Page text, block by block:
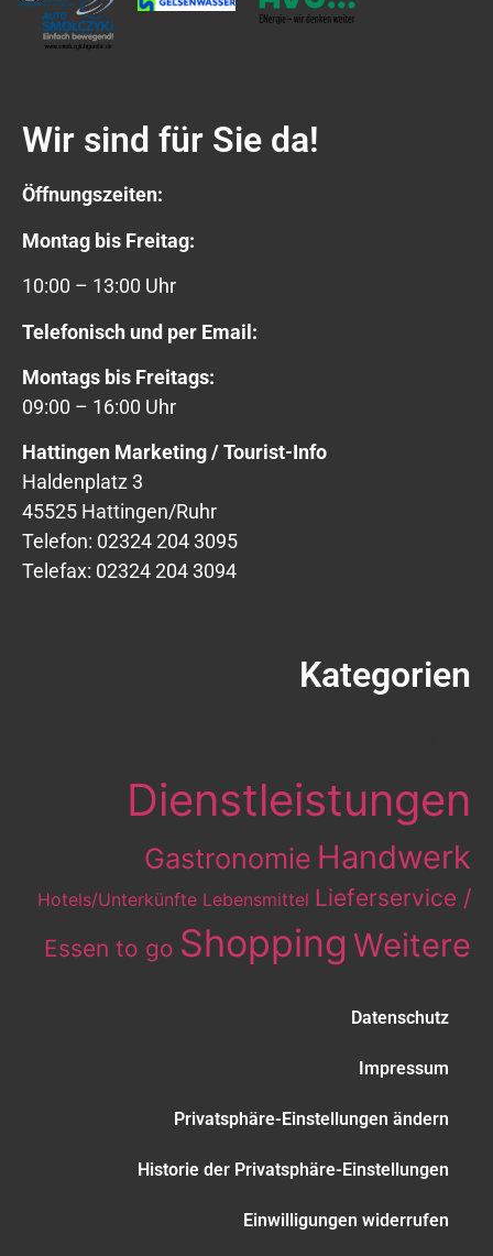
Wir sind für Sie da!
Öffnungszeiten:
Montag bis Freitag:
10:00 – 13:00 Uhr
Telefonisch und per Email:
Montags bis Freitags:
09:00 – 16:00 Uhr
Hattingen Marketing / Tourist-Info
Haldenplatz 3
45525 Hattingen/Ruhr
Telefon: 02324 204 3095
Telefax: 02324 204 3094
Kategorien
Dienstleistungen
Gastronomie Handwerk
Hotels/Unterkünfte Lebensmittel Lieferservice /
Essen to go Shopping Weitere
Datenschutz
Impressum
Privatsphäre-Einstellungen ändern
Historie der Privatsphäre-Einstellungen
Einwilligungen widerrufen